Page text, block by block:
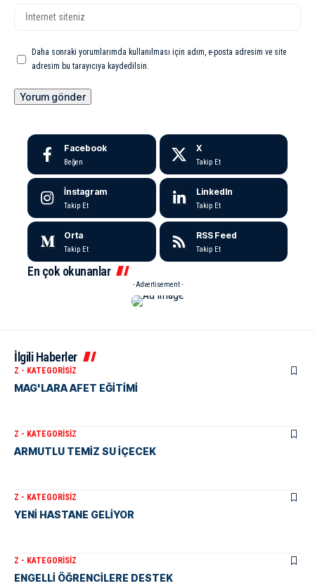
Daha sonraki yorumlarımda kullanılması için adım, e-posta adresim ve site
adresim bu tarayıcıya kaydedilsin.
Facebook
Beğen
X
Takip Et
İnstagram
Takip Et
LinkedIn
Takip Et
Orta
Takip Et
RSS Feed
Takip Et
En çok okunanlar
- Advertisement -
İlgili Haberler
Z - KATEGORISIZ
MAG'LARA AFET EĞİTİMİ
Z - KATEGORISIZ
ARMUTLU TEMİZ SU İÇECEK
Z - KATEGORISIZ
YENİ HASTANE GELİYOR
Z - KATEGORISIZ
ENGELLİ ÖĞRENCİLERE DESTEK